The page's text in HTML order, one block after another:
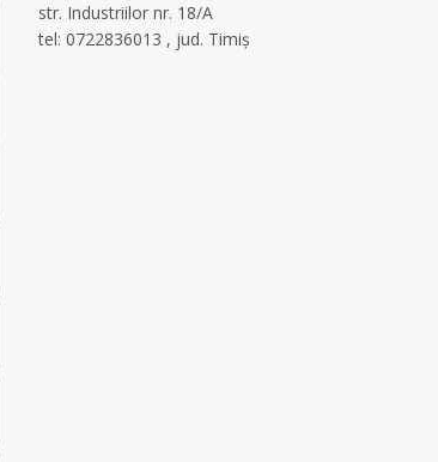
str. Industriilor nr. 18/A
tel: 0722836013 , jud. Timiș